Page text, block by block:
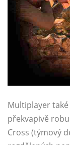
Multiplayer
překvapivě
Cross (týmový